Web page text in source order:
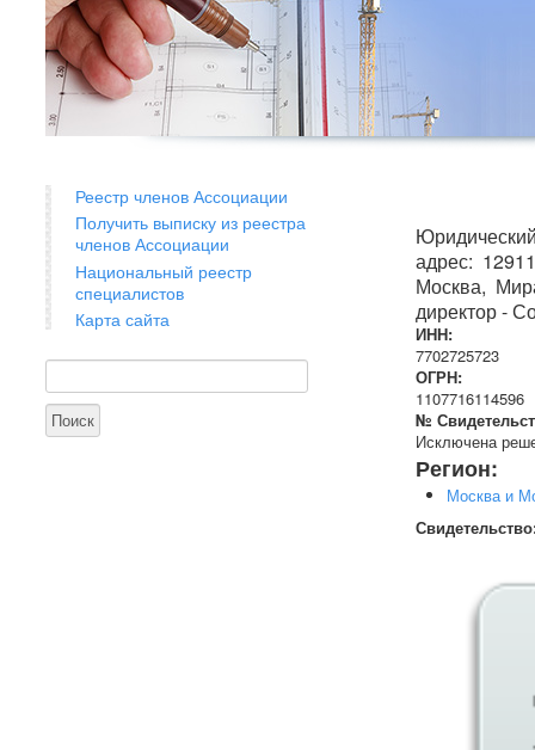
Ассоциации
Реестр членов Ассоциации
Получить выписку из реестра
членов Ассоциации
Национальный реестр
специалистов
Карта сайта
Форма поиска
Поиск
адрес:
Москва,
директор -
ИНН:
7702725723
ОГРН:
1107716114596
№
Исключена
Регион:
Москва и